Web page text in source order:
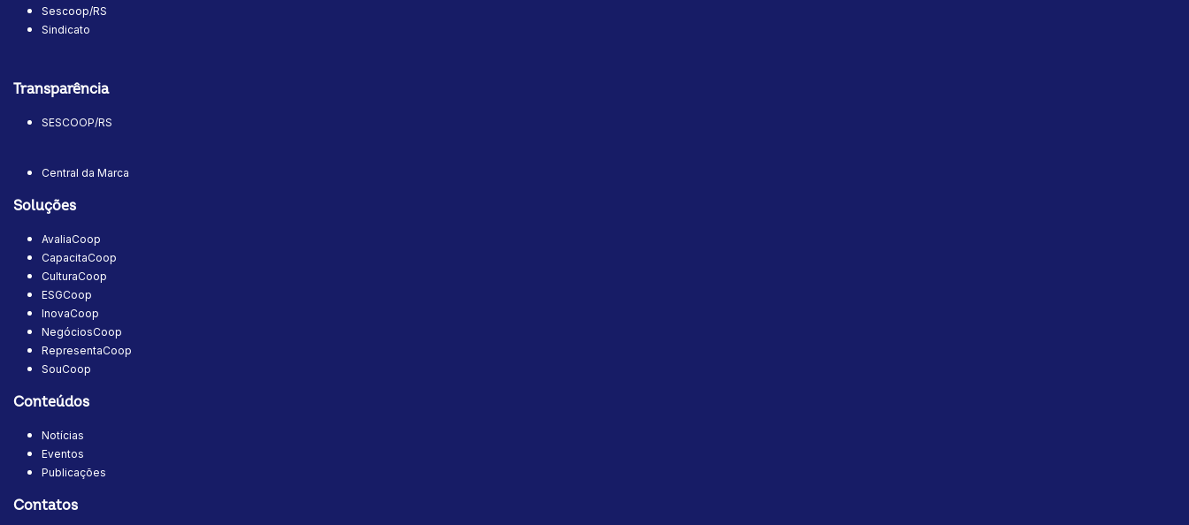
Sescoop/RS
Sindicato
Transparência
SESCOOP/RS
Central da Marca
Soluções
AvaliaCoop
CapacitaCoop
CulturaCoop
ESGCoop
InovaCoop
NegóciosCoop
RepresentaCoop
SouCoop
Conteúdos
Notícias
Eventos
Publicações
Contatos